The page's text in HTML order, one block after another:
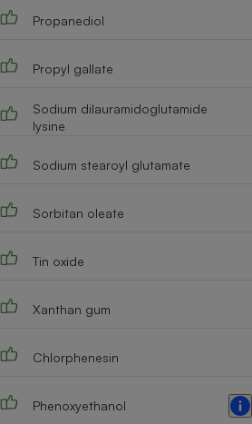
Propanediol
Propyl gallate
Sodium dilauramidoglutamide
lysine
Sodium stearoyl glutamate
Sorbitan oleate
Tin oxide
Xanthan gum
Chlorphenesin
Phenoxyethanol